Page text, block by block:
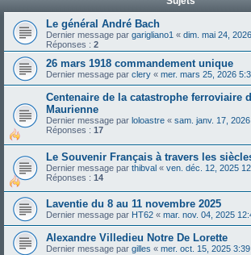
Le général André Bach
Dernier message par garigliano1 « dim. mai 24,
Réponses : 2
26 mars 1918 commandement unique
Dernier message par clery « mer. mars 25, 2026
Centenaire de la catastrophe ferroviaire
Maurienne
Dernier message par loloastre « sam. janv. 17,
Réponses : 17
Le Souvenir Français à travers les
Dernier message par thibval « ven. déc. 12, 2025
Réponses : 14
Laventie du 8 au 11 novembre 2025
Dernier message par HT62 « mar. nov. 04, 2025
Alexandre Villedieu Notre De Lorette
Dernier message par gilles « mer. oct. 15, 2025